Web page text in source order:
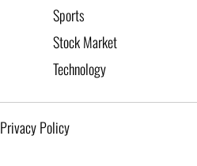
Sports
Stock Market
Technology
Privacy Policy